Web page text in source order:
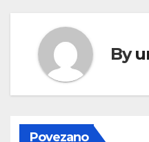
By
Povezano